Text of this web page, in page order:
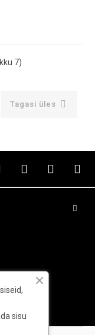
7)
Tagasi üles 
sisu